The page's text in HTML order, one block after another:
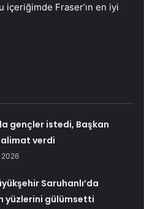
içeriğimde Fraser’ın en iyi
gençler istedi, Başkan
verdi
2026
Saruhanlı’da
yüzlerini gülümsetti